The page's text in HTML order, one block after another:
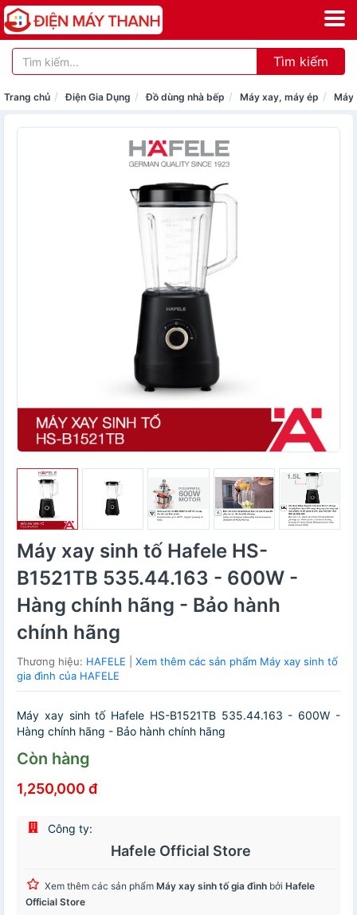
Tìm kiếm
Trang chủ Điện Gia Dụng Đồ dùng nhà bếp Máy xay, máy ép Máy
Máy xay sinh tố Hafele HS-
B1521TB 535.44.163 - 600W -
Hàng chính hãng - Bảo hành
chính hãng
Thương hiệu: HAFELE
Xem thêm các sản phẩm Máy xay sinh tố
gia đình của HAFELE
Máy xay sinh tố Hafele HS-B1521TB 535.44.163 - 600W -
Hàng chính hãng - Bảo hành chính hãng
Còn hàng
1,250,000 đ
Công ty:
Hafele Official Store
Xem thêm các sản phẩm Máy xay sinh tố gia đình bởi Hafele
Official Store